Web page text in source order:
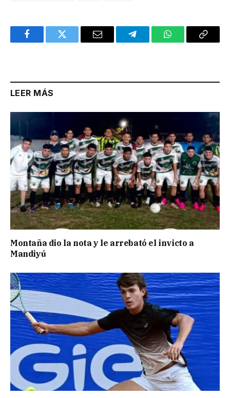
FacebookTwitter Email TelegramWhatsAppCopy
LEER MÁS
Montaña dio la nota y le arrebató el invicto a
Mandiyú